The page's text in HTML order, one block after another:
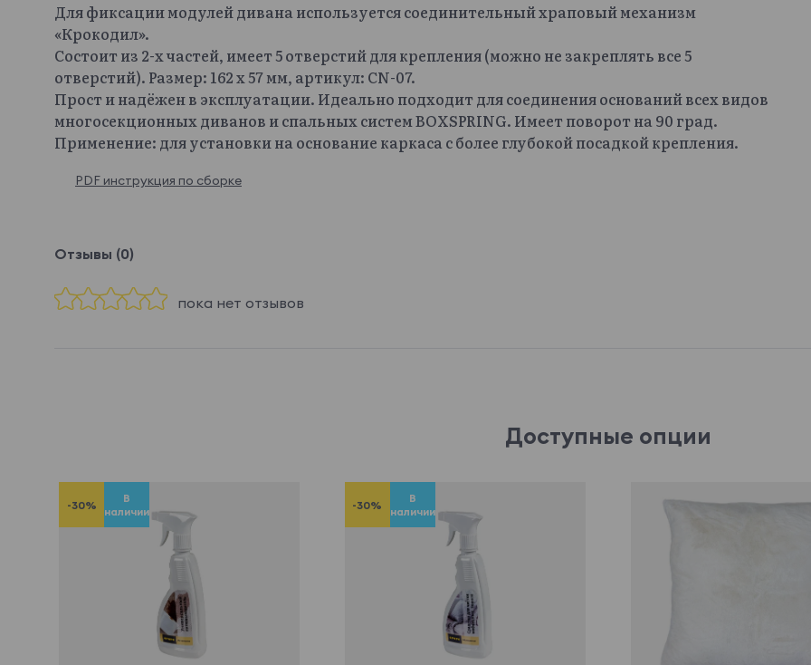
Для фиксации модулей дивана используется соединительный храповый механизм
«Крокодил».
Состоит из 2-х частей, имеет 5 отверстий для крепления (можно не закреплять все 5
отверстий). Размер: 162 х 57 мм, артикул: CN-07.
Прост и надёжен в эксплуатации. Идеально подходит для соединения оснований всех видов
многосекционных диванов и спальных систем BOXSPRING. Имеет поворот на 90 град.
Применение: для установки на основание каркаса с более глубокой посадкой крепления.
PDF инструкция по сборке
Отзывы (0)
пока нет отзывов
Доступные опции
-30%
В
наличии
-30%
В
наличии